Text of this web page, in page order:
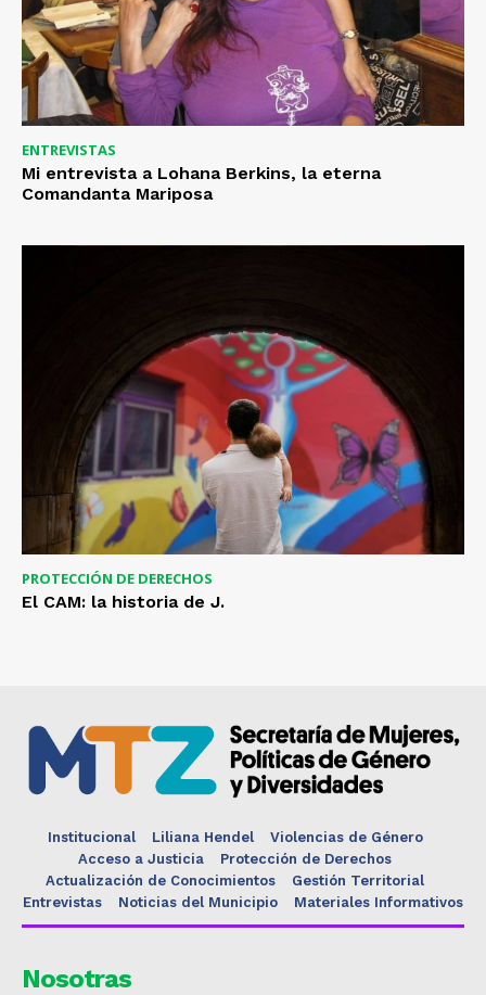
ENTREVISTAS
Mi entrevista a Lohana Berkins, la eterna
Comandanta Mariposa
PROTECCIÓN DE DERECHOS
El CAM: la historia de J.
Institucional Liliana Hendel
Violencias de Género
Acceso a Justicia
Protección de Derechos
Actualización de Conocimientos
Gestión Territorial
Entrevistas
Noticias del Municipio Materiales Informativos
Nosotras